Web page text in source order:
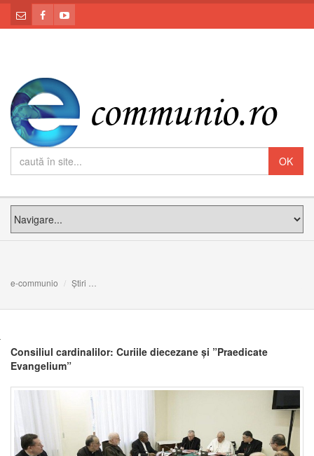
e-communio Știri
Consiliul cardinalilor: Curiile diecezane și ”Praedicate
Evangelium”